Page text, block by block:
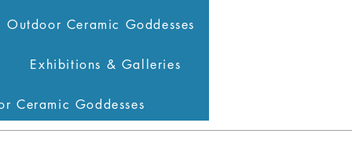
Outdoor Ceramic Goddesses
Exhibitions & Galleries
Ceramic Goddesses